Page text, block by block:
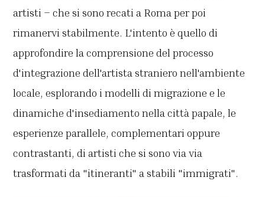
artisti – che si sono recati a Roma per poi
rimanervi stabilmente. L'intento è quello di
approfondire la comprensione del processo
d'integrazione dell'artista straniero nell'ambiente
locale, esplorando i modelli di migrazione e le
dinamiche d'insediamento nella città papale, le
esperienze parallele, complementari oppure
contrastanti, di artisti che si sono via via
trasformati da "itineranti" a stabili "immigrati".